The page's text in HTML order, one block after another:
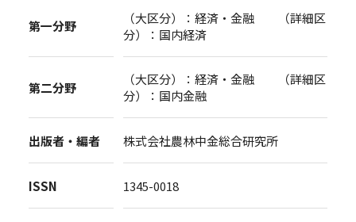
第一分野
（大区分）：経済・金融 （詳細区
分）：国内経済
第二分野
（大区分）：経済・金融 （詳細区
分）：国内金融
出版者・編者 株式会社農林中金総合研究所
ISSN 1345-0018